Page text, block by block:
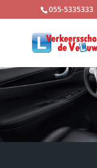
055-5335333